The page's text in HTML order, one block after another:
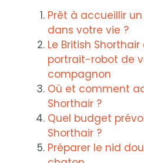
Prêt à accueillir
dans votre vie ?
Le British
portrait-robot de
compagnon
Où et comment
Shorthair ?
Quel budget
Shorthair ?
Préparer le nid